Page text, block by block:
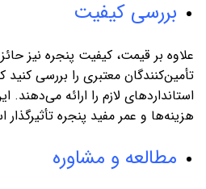
بررسی کیفیت
علاوه بر قیمت، کیفیت پنجره نیز
تأمین‌کنندگان معتبری را بررسی
استانداردهای لازم را ارائه
هزینه‌ها و عمر مفید پنجره
مطالعه و مشاوره